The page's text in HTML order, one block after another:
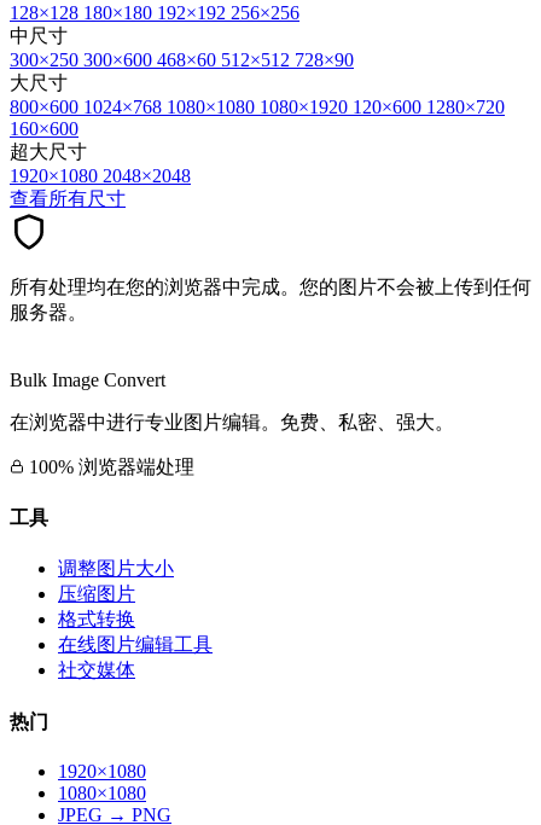
128×128 180×180 192×192 256×256
中尺寸
300×250 300×600 468×60 512×512 728×90
大尺寸
800×600 1024×768 1080×1080 1080×1920 120×600 1280×720
160×600
超大尺寸
1920×1080 2048×2048
查看所有尺寸
所有处理均在您的浏览器中完成。您的图片不会被上传到任何
服务器。
Bulk Image Convert
在浏览器中进行专业图片编辑。免费、私密、强大。
100% 浏览器端处理
工具
调整图片大小
压缩图片
格式转换
在线图片编辑工具
社交媒体
热门
1920×1080
1080×1080
JPEG → PNG